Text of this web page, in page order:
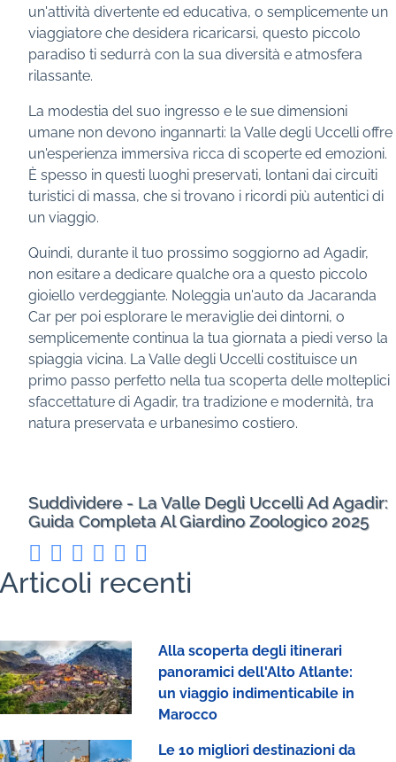
un'attività divertente ed educativa, o semplicemente un
viaggiatore che desidera ricaricarsi, questo piccolo
paradiso ti sedurrà con la sua diversità e atmosfera
rilassante.
La modestia del suo ingresso e le sue dimensioni
umane non devono ingannarti: la Valle degli Uccelli offre
un'esperienza immersiva ricca di scoperte ed emozioni.
È spesso in questi luoghi preservati, lontani dai circuiti
turistici di massa, che si trovano i ricordi più autentici di
un viaggio.
Quindi, durante il tuo prossimo soggiorno ad Agadir,
non esitare a dedicare qualche ora a questo piccolo
gioiello verdeggiante. Noleggia un'auto da Jacaranda
Car per poi esplorare le meraviglie dei dintorni, o
semplicemente continua la tua giornata a piedi verso la
spiaggia vicina. La Valle degli Uccelli costituisce un
primo passo perfetto nella tua scoperta delle molteplici
sfaccettature di Agadir, tra tradizione e modernità, tra
natura preservata e urbanesimo costiero.
Suddividere - La Valle Degli Uccelli Ad Agadir:
Guida Completa Al Giardino Zoologico 2025
Articoli recenti
Alla scoperta degli itinerari
panoramici dell'Alto Atlante:
un viaggio indimenticabile in
Marocco
Le 10 migliori destinazioni da